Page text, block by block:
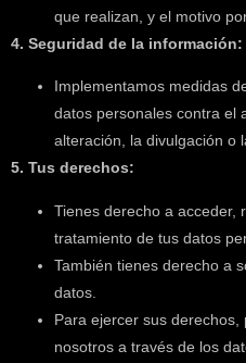
que realizan, y el motivo
4. Seguridad de la información:
Implementamos medidas
datos personales contra el
alteración, la divulgación o
5. Tus derechos:
Tienes derecho a acceder,
tratamiento de tus datos
También tienes derecho a
datos.
Para ejercer sus
nosotros a través de los